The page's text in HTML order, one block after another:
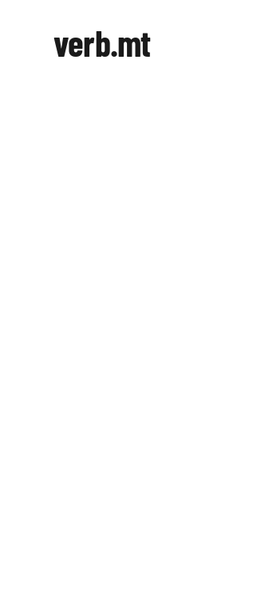
verb.mt